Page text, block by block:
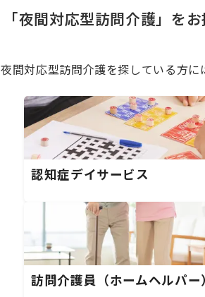
「夜間対応型訪問介護」を
夜間対応型訪問介護を探している方に
認知症デイサービス
訪問介護員（ホームヘルパー